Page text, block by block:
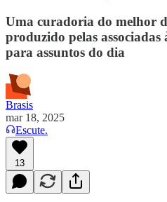
Uma curadoria do melhor
produzido pelas
para assuntos do dia
Brasis
mar 18, 2025
Escute.
13